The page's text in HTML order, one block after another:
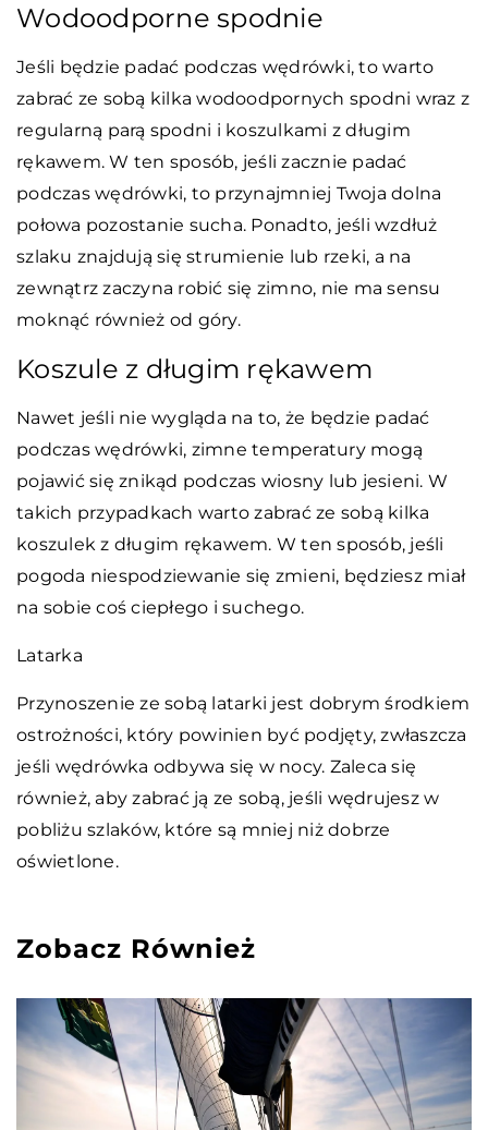
Wodoodporne spodnie
Jeśli będzie padać podczas wędrówki, to warto
zabrać ze sobą kilka wodoodpornych spodni wraz z
regularną parą spodni i koszulkami z długim
rękawem. W ten sposób, jeśli zacznie padać
podczas wędrówki, to przynajmniej Twoja dolna
połowa pozostanie sucha. Ponadto, jeśli wzdłuż
szlaku znajdują się strumienie lub rzeki, a na
zewnątrz zaczyna robić się zimno, nie ma sensu
moknąć również od góry.
Koszule z długim rękawem
Nawet jeśli nie wygląda na to, że będzie padać
podczas wędrówki, zimne temperatury mogą
pojawić się znikąd podczas wiosny lub jesieni. W
takich przypadkach warto zabrać ze sobą kilka
koszulek z długim rękawem. W ten sposób, jeśli
pogoda niespodziewanie się zmieni, będziesz miał
na sobie coś ciepłego i suchego.
Latarka
Przynoszenie ze sobą latarki jest dobrym środkiem
ostrożności, który powinien być podjęty,zwłaszcza
jeśli wędrówka odbywa się w nocy. Zaleca się
również, aby zabrać ją ze sobą, jeśli wędrujesz w
pobliżu szlaków, które są mniej niż dobrze
oświetlone.
Zobacz Również